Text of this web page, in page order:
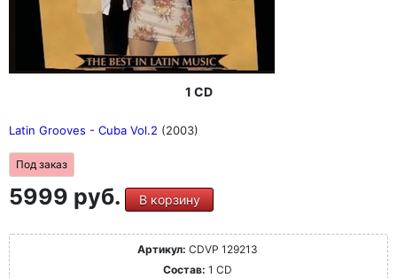
1 CD
Latin Grooves - Cuba Vol.2 (2003)
Под заказ
5999 руб. В корзину
Артикул: CDVP 129213
Состав: 1 CD